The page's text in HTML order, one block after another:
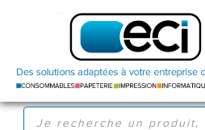
RECHERCHE